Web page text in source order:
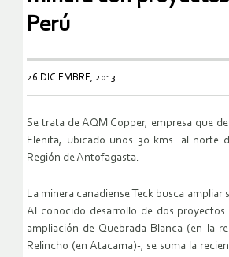
Perú
26 DICIEMBRE, 2013
Se trata de AQM Copper, empresa que
Elenita, ubicado unos 30 kms. al norte
Región de Antofagasta.
La minera canadiense Teck busca ampliar
Al conocido desarrollo de dos proyectos
ampliación de Quebrada Blanca (en la
Relincho (en Atacama)-, se suma la